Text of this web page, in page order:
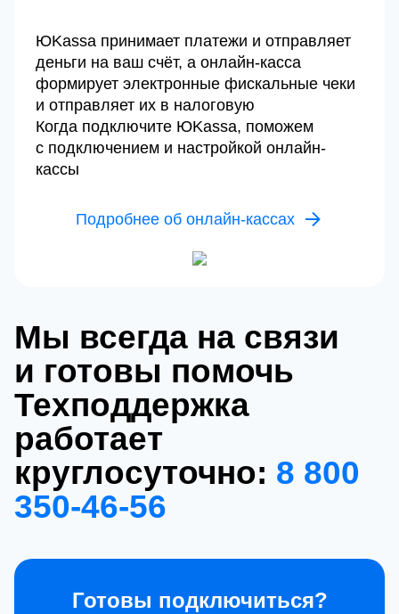
ЮKassa принимает платежи и отправляет
деньги на ваш счёт, а онлайн-касса
формирует электронные фискальные чеки
и отправляет их в налоговую
Когда подключите ЮKassa, поможем
с подключением и настройкой онлайн-
кассы
Подробнее об онлайн-кассах
Мы всегда на связи
и готовы помочь
Техподдержка
работает
круглосуточно: 8 800
350‑46‑56
Готовы подключиться?